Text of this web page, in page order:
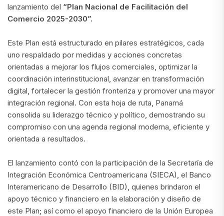
lanzamiento del “Plan Nacional de Facilitación del
Comercio 2025-2030”.
Este Plan está estructurado en pilares estratégicos, cada
uno respaldado por medidas y acciones concretas
orientadas a mejorar los flujos comerciales, optimizar la
coordinación interinstitucional, avanzar en transformación
digital, fortalecer la gestión fronteriza y promover una mayor
integración regional. Con esta hoja de ruta, Panamá
consolida su liderazgo técnico y político, demostrando su
compromiso con una agenda regional moderna, eficiente y
orientada a resultados.
El lanzamiento contó con la participación de la Secretaría de
Integración Económica Centroamericana (SIECA), el Banco
Interamericano de Desarrollo (BID), quienes brindaron el
apoyo técnico y financiero en la elaboración y diseño de
este Plan; así como el apoyo financiero de la Unión Europea